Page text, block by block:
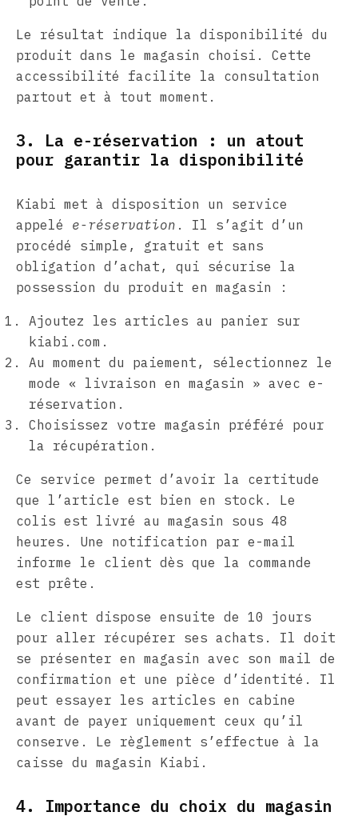
Le résultat indique la disponibilité du
produit dans le magasin choisi. Cette
accessibilité facilite la consultation
partout et à tout moment.
3. La e-réservation : un atout
pour garantir la disponibilité
Kiabi met à disposition un service
appelé e-réservation . Il s’agit d’un
procédé simple, gratuit et sans
obligation d’achat, qui sécurise la
possession du produit en magasin :
Ajoutez les articles au panier sur
kiabi.com.
Au moment du paiement, sélectionnez le
mode « livraison en magasin » avec e-
réservation.
Choisissez votre magasin préféré pour
la récupération.
Ce service permet d’avoir la certitude
que l’article est bien en stock. Le
colis est livré au magasin sous 48
heures. Une notification par e-mail
informe le client dès que la commande
est prête.
Le client dispose ensuite de 10 jours
pour aller récupérer ses achats. Il doit
se présenter en magasin avec son mail de
confirmation et une pièce d’identité. Il
peut essayer les articles en cabine
avant de payer uniquement ceux qu’il
conserve. Le règlement s’effectue à la
caisse du magasin Kiabi.
4. Importance du choix du magasin